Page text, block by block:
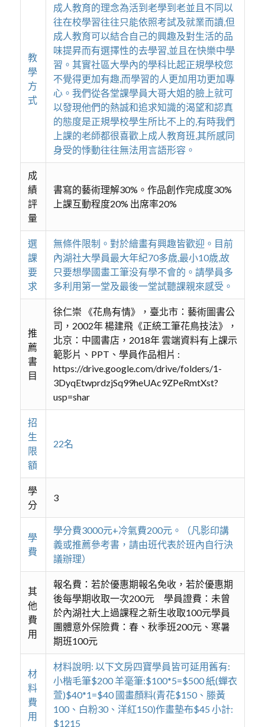
教
學
方
式
成人教育的理念為活到老學到老並且不同以
往在校學習往往只能依照考試及就業而讀,但
成人教育可以結合自己的興趣及對生活的品
味提昇而有選擇性的去學習,並且在快樂中學
習。其實社區大學內的學科比起正規學校您
不覺得更加有趣,而學習的人更加用功更加專
心。我們從各堂課學員大哥大姐的臉上就可
以發現他們的熱誠和追求知識的渴望和認真
的態度是正規學校學生所比不上的,有時我們
上課的老師都很喜歡上成人教育班,其所感同
身受的悸動往往無法用言語形容。
成
績
評
量
書寫的藝術理解30%。作品創作完成度30%
上課互動程度20% 出席率20%
選
課
要
求
無條件限制。對於繪畫有興趣皆歡迎。目前
內湖社大學員最大年紀70多歳,最小10歳,故
只要想學國畫工筆没有學不會的。請學員多
多利用第一堂及最後一堂試聽課親來感受。
推
薦
書
目
徐仁崇 《花鳥有情》，臺北市：藝術圖書公
司，2002年 楊建飛《正統工筆花鳥技法》，
北京：中國書店，2018年 雲端資料有上課示
範影片、PPT、學員作品相片 :
https://drive.google.com/drive/folders/1-
3DyqEtwprdzjSq99heUAc9ZPeRmtXst?
usp=shar
招
生
限
額
22名
學
分
3
學
費
學分費3000元+冷氣費200元。（凡影印講
義或推薦參考書，請由班代表於班內自行決
議辦理）
其
他
費
用
報名費：若於優惠期報名免收，若於優惠期
後每學期收取一次200元 學員證費：未曾
於內湖社大上過課程之新生收取100元學員
團體意外保險費：春、秋季班200元、寒暑
期班100元
材
料
費
用
材料說明: 以下文房四寶學員皆可延用舊有:
小楷毛筆$200 羊毫筆:$100*5=$500 紙(蟬衣
萱)$40*1=$40 國畫顏料(青花$150、滕黃
100、白粉30、洋紅150)作畫墊布$45 小計:
$1215